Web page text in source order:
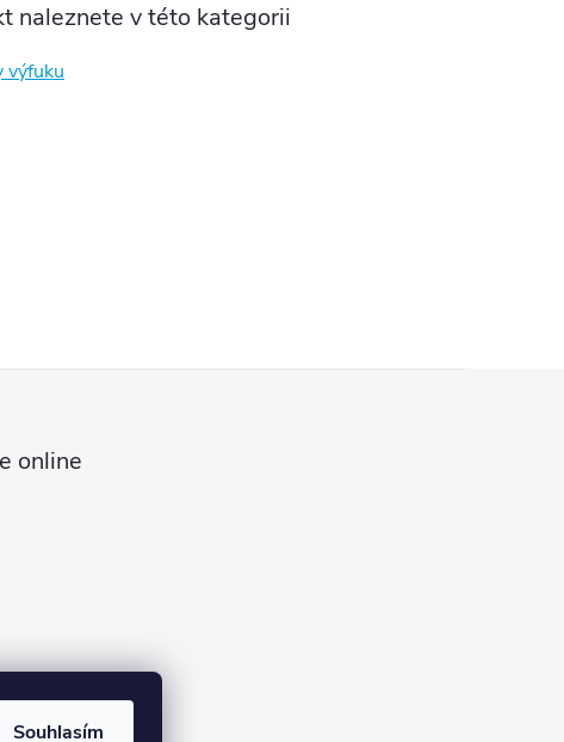
Souhlasím
naleznete v této kategorii
výfuku
online